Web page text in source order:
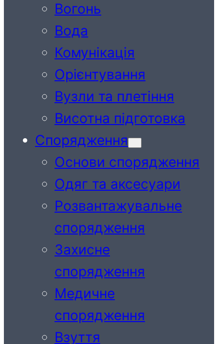
Вогонь
Вода
Комунікація
Орієнтування
Вузли та плетіння
Висотна підготовка
Спорядження
Основи спорядження
Одяг та аксесуари
Розвантажувальне
спорядження
Захисне
спорядження
Медичне
спорядження
Взуття